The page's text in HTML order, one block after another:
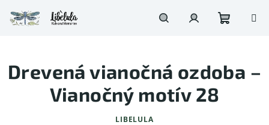
na
obsah
košík
Drevená vianočná ozdoba –
Vianočný motív 28
LIBELULA